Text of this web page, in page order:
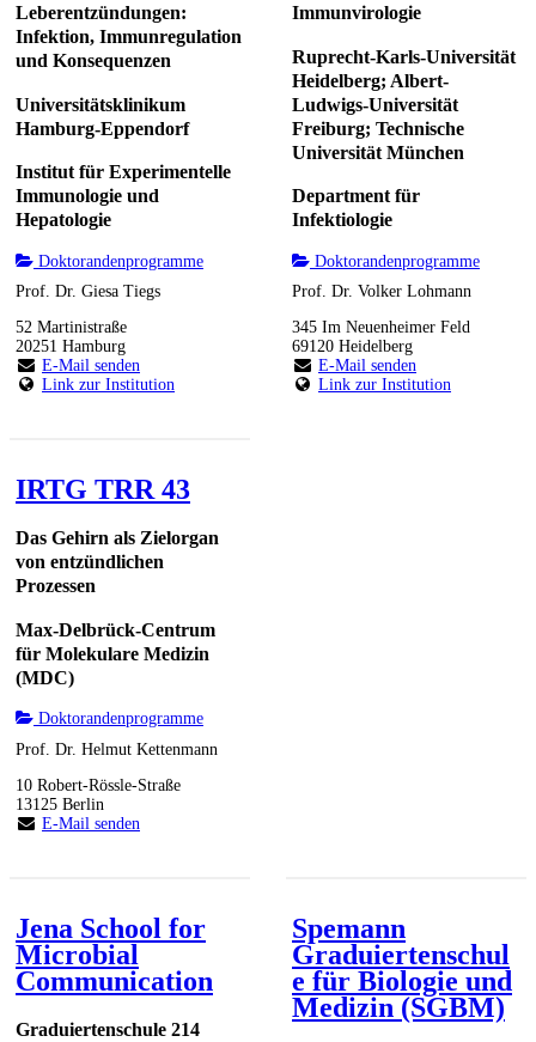
Leberentzündungen:
Infektion, Immunregulation
und Konsequenzen
Universitätsklinikum
Hamburg-Eppendorf
Institut für Experimentelle
Immunologie und
Hepatologie
Doktorandenprogramme
Prof. Dr. Giesa Tiegs
52 Martinistraße
20251 Hamburg
E-Mail senden
Link zur Institution
Immunvirologie
Ruprecht-Karls-Universität
Heidelberg; Albert-
Ludwigs-Universität
Freiburg; Technische
Universität München
Department für
Infektiologie
Doktorandenprogramme
Prof. Dr. Volker Lohmann
345 Im Neuenheimer Feld
69120 Heidelberg
E-Mail senden
Link zur Institution
IRTG TRR 43
Das Gehirn als Zielorgan
von entzündlichen
Prozessen
Max-Delbrück-Centrum
für Molekulare Medizin
(MDC)
Doktorandenprogramme
Prof. Dr. Helmut Kettenmann
10 Robert-Rössle-Straße
13125 Berlin
E-Mail senden
Jena School for
Microbial
Communication
Graduiertenschule 214
Spemann
Graduiertenschul
e für Biologie und
Medizin (SGBM)